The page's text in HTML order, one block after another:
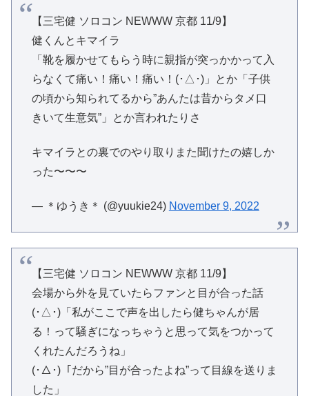
【三宅健 ソロコン NEWWW 京都 11/9】
健くんとキマイラ
「靴を履かせてもらう時に親指が突っかかって入
らなくて痛い！痛い！痛い！(･△･)」とか「子供
の頃から知られてるから”あんたは昔からタメ口
きいて生意気”」とか言われたりさ
キマイラとの裏でのやり取りまた聞けたの嬉しか
った〜〜〜
— ＊ゆうき＊ (@yuukie24) November 9, 2022
【三宅健 ソロコン NEWWW 京都 11/9】
会場から外を見ていたらファンと目が合った話
(･△･)「私がここで声を出したら健ちゃんが居
る！って騒ぎになっちゃうと思って気をつかって
くれたんだろうね」
(･△･)「だから”目が合ったよね”って目線を送りま
した」